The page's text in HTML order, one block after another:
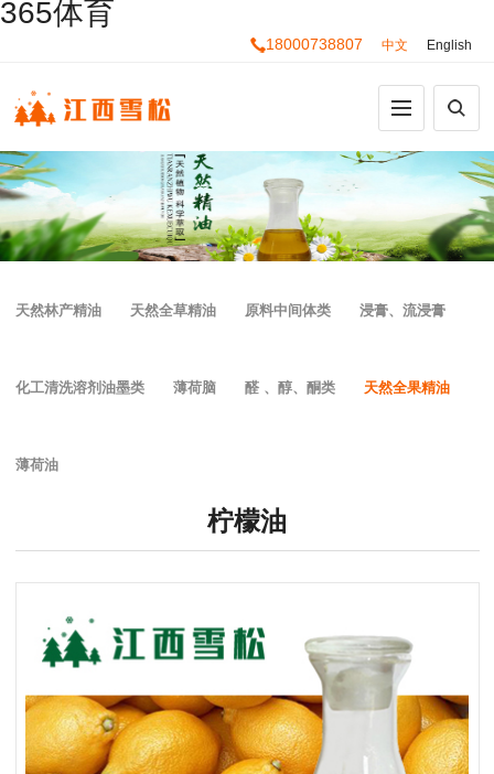
365体育
18000738807 中文 English
天然林产精油 天然全草精油 原料中间体类 浸膏、流浸膏
化工清洗溶剂油墨类 薄荷脑 醛 、醇、酮类 天然全果精油
薄荷油
柠檬油